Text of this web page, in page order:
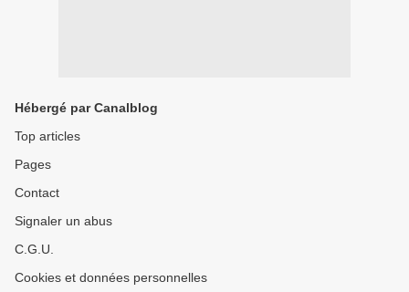
Hébergé par Canalblog
Top articles
Pages
Contact
Signaler un abus
C.G.U.
Cookies et données personnelles